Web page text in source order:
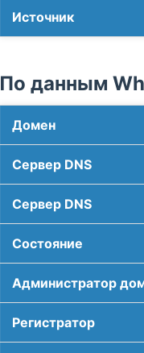
Источник
По данным
Домен
Сервер DNS
Сервер DNS
Соcтояние
Администратор
Регистратор